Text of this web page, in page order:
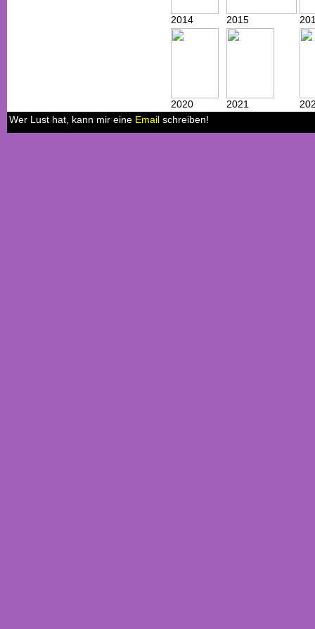
2014 2015
2020 2021
Wer Lust hat, kann mir eine Email schreiben!